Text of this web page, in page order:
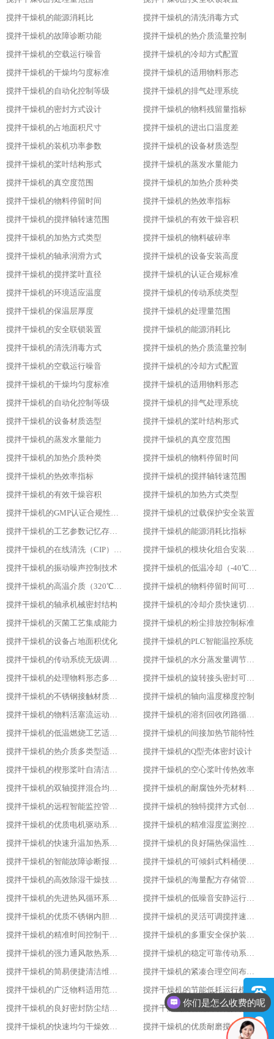
搅拌干燥机的能源消耗比
搅拌干燥机的清洗消毒方式
搅拌干燥机的故障诊断功能
搅拌干燥机的热介质流量控制
搅拌干燥机的空载运行噪音
搅拌干燥机的冷却方式配置
搅拌干燥机的干燥均匀度标准
搅拌干燥机的适用物料形态
搅拌干燥机的自动化控制等级
搅拌干燥机的排气处理系统
搅拌干燥机的密封方式设计
搅拌干燥机的物料残留量指标
搅拌干燥机的占地面积尺寸
搅拌干燥机的进出口温度差
搅拌干燥机的装机功率参数
搅拌干燥机的设备材质选型
搅拌干燥机的桨叶结构形式
搅拌干燥机的蒸发水量能力
搅拌干燥机的真空度范围
搅拌干燥机的加热介质种类
搅拌干燥机的物料停留时间
搅拌干燥机的热效率指标
搅拌干燥机的搅拌轴转速范围
搅拌干燥机的有效干燥容积
搅拌干燥机的加热方式类型
搅拌干燥机的物料破碎率
搅拌干燥机的轴承润滑方式
搅拌干燥机的设备安装高度
搅拌干燥机的搅拌桨叶直径
搅拌干燥机的认证合规标准
搅拌干燥机的环境适应温度
搅拌干燥机的传动系统类型
搅拌干燥机的保温层厚度
搅拌干燥机的处理量范围
搅拌干燥机的安全联锁装置
搅拌干燥机的能源消耗比
搅拌干燥机的清洗消毒方式
搅拌干燥机的热介质流量控制
搅拌干燥机的空载运行噪音
搅拌干燥机的冷却方式配置
搅拌干燥机的干燥均匀度标准
搅拌干燥机的适用物料形态
搅拌干燥机的自动化控制等级
搅拌干燥机的排气处理系统
搅拌干燥机的设备材质选型
搅拌干燥机的桨叶结构形式
搅拌干燥机的蒸发水量能力
搅拌干燥机的真空度范围
搅拌干燥机的加热介质种类
搅拌干燥机的物料停留时间
搅拌干燥机的热效率指标
搅拌干燥机的搅拌轴转速范围
搅拌干燥机的有效干燥容积
搅拌干燥机的加热方式类型
搅拌干燥机的GMP认证合规性设计
搅拌干燥机的过载保护安全装置
搅拌干燥机的工艺参数记忆存储功能
搅拌干燥机的能源消耗比指标
搅拌干燥机的在线清洗（CIP）功能
搅拌干燥机的模块化组合安装方式
搅拌干燥机的振动噪声控制技术
搅拌干燥机的低温冷却（-40℃）适用性
搅拌干燥机的高温介质（320℃）耐受性
搅拌干燥机的物料停留时间可调性
搅拌干燥机的轴承机械密封结构
搅拌干燥机的冷却介质快速切换设计
搅拌干燥机的灭菌工艺集成能力
搅拌干燥机的粉尘排放控制标准
搅拌干燥机的设备占地面积优化
搅拌干燥机的PLC智能温控系统
搅拌干燥机的传动系统无级调速功能
搅拌干燥机的水分蒸发量调节能力
搅拌干燥机的处理物料形态多样性
搅拌干燥机的旋转接头密封可靠性
搅拌干燥机的不锈钢接触材质防腐性
搅拌干燥机的轴向温度梯度控制
搅拌干燥机的物料活塞流运动特性
搅拌干燥机的溶剂回收闭路循环系统
搅拌干燥机的低温燃烧工艺适用性
搅拌干燥机的间接加热节能特性
搅拌干燥机的热介质多类型适配性
搅拌干燥机的Q型壳体密封设计
搅拌干燥机的楔形桨叶自清洁功能
搅拌干燥机的空心桨叶传热效率
搅拌干燥机的双轴搅拌混合均匀性
搅拌干燥机的耐腐蚀外壳材料选用
搅拌干燥机的远程智能监控管理能力
搅拌干燥机的独特搅拌方式创新设计
搅拌干燥机的优质电机驱动系统稳定性
搅拌干燥机的精准湿度监测控制功能
搅拌干燥机的快速升温加热系统优势
搅拌干燥机的良好隔热保温性能特点
搅拌干燥机的智能故障诊断报警系统
搅拌干燥机的可倾斜式料桶便利设计亮点
搅拌干燥机的高效除湿干燥技术应用
搅拌干燥机的海量配方存储管理能力
搅拌干燥机的先进热风循环系统设计
搅拌干燥机的低噪音安静运行表现特色
搅拌干燥机的优质不锈钢内胆材质优势
搅拌干燥机的灵活可调搅拌速度功能
搅拌干燥机的精准时间控制干燥策略
搅拌干燥机的多重安全保护装置配置
搅拌干燥机的强力通风散热系统功能
搅拌干燥机的稳定可靠传动系统性能
搅拌干燥机的简易便捷清洁维护方式
搅拌干燥机的紧凑合理空间布局设计
搅拌干燥机的广泛物料适用范围表现
搅拌干燥机的节能低耗运行模式特点
搅拌干燥机的良好密封防尘结构设计
搅拌干燥机的智能自动化操作流程设计
搅拌干燥机的快速均匀干燥效果呈现
搅拌干燥机的优质耐磨搅拌桨叶材质
你们是怎么收费的呢
现在有优惠活动吗